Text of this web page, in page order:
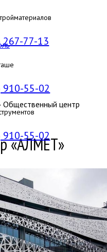
267-77-13
910-55-02
910-55-02
Общественный центр
«АЛМЕТ»